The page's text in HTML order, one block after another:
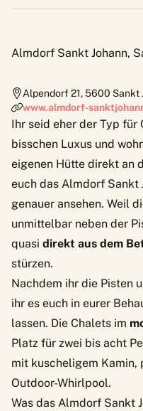
Almdorf Sankt Johann,
Alpendorf 21,5600 Sankt
www.almdorf-
Ihr seid eher der Typ
bisschen Luxus und
eigenen Hütte direkt an
euch das Almdorf Sankt
genauer ansehen. Weil
unmittelbar neben der
quasi direkt aus dem
stürzen.
Nachdem ihr die Pisten
ihr es euch in eurer
lassen. Die Chalets im
Platz für zwei bis acht
mit kuscheligem Kamin,
Outdoor-Whirlpool.
Was das Almdorf Sankt